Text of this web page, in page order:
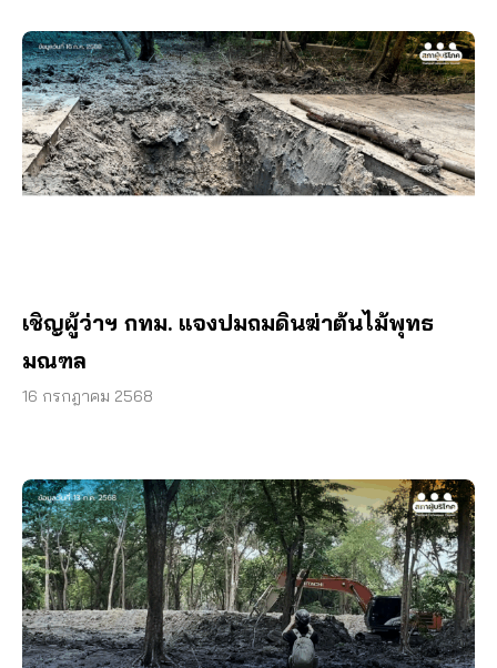
เชิญผู้ว่าฯ กทม. แจงปมถมดินฆ่าต้นไม้พุทธ
มณฑล
16 กรกฎาคม 2568